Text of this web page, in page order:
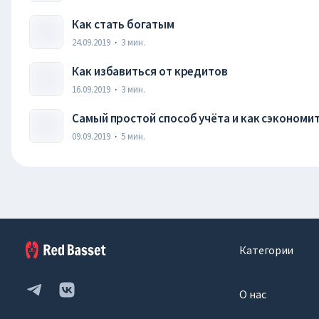
Как стать богатым
24.09.2019 · 3 мин.
Как избавиться от кредитов
16.09.2019 · 3 мин.
Самый простой способ учёта и как
09.09.2019 · 5 мин.
Категории
О нас